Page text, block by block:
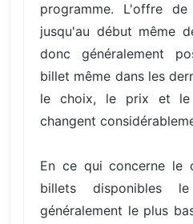
programme. L'offre
jusqu'au début même
donc généralement
billet même dans les
le choix, le prix et le
changent
En ce qui concerne le
billets disponibles
généralement le plus